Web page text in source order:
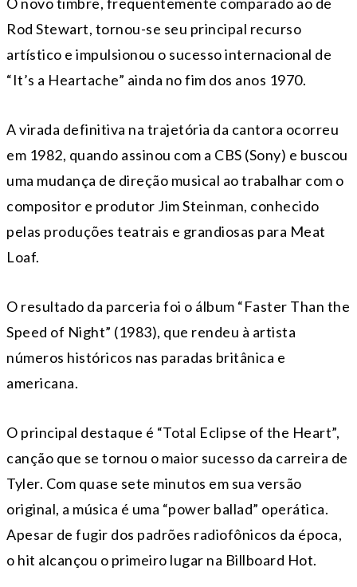
Rod Stewart, tornou-se seu principal recurso
artístico e impulsionou o sucesso internacional de
“It’s a Heartache” ainda no fim dos anos 1970.
A virada definitiva na trajetória da cantora ocorreu
em 1982, quando assinou com a CBS (Sony) e buscou
uma mudança de direção musical ao trabalhar com o
compositor e produtor Jim Steinman, conhecido
pelas produções teatrais e grandiosas para Meat
Loaf.
O resultado da parceria foi o álbum “Faster Than the
Speed of Night” (1983), que rendeu à artista
números históricos nas paradas britânica e
americana.
O principal destaque é “Total Eclipse of the Heart”,
canção que se tornou o maior sucesso da carreira de
Tyler. Com quase sete minutos em sua versão
original, a música é uma “power ballad” operática.
Apesar de fugir dos padrões radiofônicos da época,
o hit alcançou o primeiro lugar na Billboard Hot.